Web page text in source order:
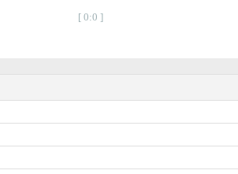
[ 0:0 ]